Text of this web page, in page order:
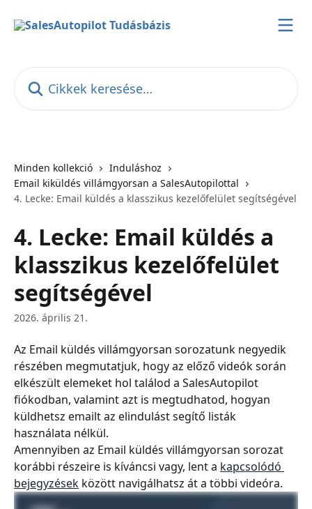
Minden kollekció
Induláshoz
Email kiküldés villámgyorsan a SalesAutopilottal
4. Lecke: Email küldés a klasszikus kezelőfelület segítségével
4. Lecke: Email küldés a
klasszikus kezelőfelület
segítségével
2026. április 21.
Az Email küldés villámgyorsan sorozatunk negyedik
részében megmutatjuk, hogy az előző videók során
elkészült elemeket hol találod a SalesAutopilot
fiókodban, valamint azt is megtudhatod, hogyan
küldhetsz emailt az elindulást segítő listák
használata nélkül.
Amennyiben az Email küldés villámgyorsan sorozat
korábbi részeire is kíváncsi vagy, lent a kapcsolódó
bejegyzések között navigálhatsz át a többi videóra.